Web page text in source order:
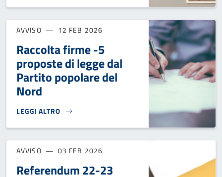
AVVISO 12 FEB 2026
Raccolta firme -5
proposte di legge dal
Partito popolare del
Nord
LEGGI ALTRO
RACCOLTA FIRME -5 PROPOSTE DI LEGGE DAL PARTITO
AVVISO 03 FEB 2026
Referendum 22-23